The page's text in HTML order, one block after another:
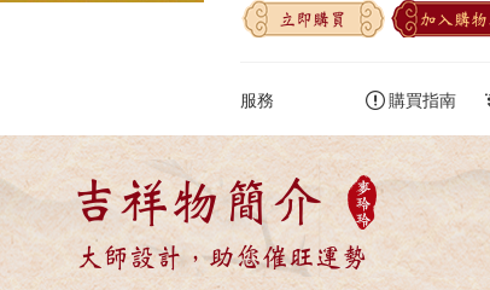
立即購買 加入購
服務 購買指南
吉祥物簡介
大師設計，助您催旺運勢